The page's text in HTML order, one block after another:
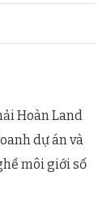
Hoàn Land
dự án và
môi giới số